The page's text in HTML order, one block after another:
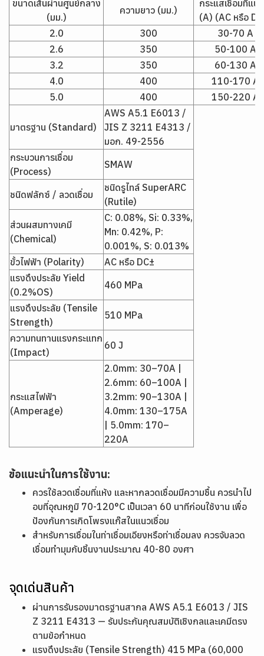
ขนาดเส้นผ่านศูนย์กลาง
(มม.)
ความยาว (มม.)
กระแสเชื่อมที่แน
(A) (AC หรือ
2.0
300
30-70 A
2.6
350
50-100 A
3.2
350
60-130 A
4.0
400
110-170 A
5.0
400 150-220 A
มาตรฐาน (Standard)
AWS A5.1 E6013 /
JIS Z 3211 E4313 /
มอก. 49-2556
กระบวนการเชื่อม
(Process)
SMAW
ชนิดฟลักซ์ / ลวดเชื่อม
ชนิดรูไทล์ SuperARC
(Rutile)
ส่วนผสมทางเคมี
(Chemical)
C: 0.08%, Si: 0.33%,
Mn: 0.42%, P:
0.001%, S: 0.013%
ขั้วไฟฟ้า (Polarity)
AC หรือ DC±
แรงดึงประลัย Yield
(0.2%OS)
460 MPa
แรงดึงประลัย (Tensile
Strength)
510 MPa
ความทนทานแรงกระแทก
(Impact)
60 J
กระแสไฟฟ้า
(Amperage)
2.0mm: 30–70A |
2.6mm: 60–100A |
3.2mm: 90–130A |
4.0mm: 130–175A
| 5.0mm: 170–
220A
ข้อแนะนำในการใช้งาน:
ควรใช้ลวดเชื่อมที่แห้ง และหากลวดเชื่อมมีความชื้น ควรนำไป
อบที่อุณหภูมิ 70-120°C เป็นเวลา 60 นาทีก่อนใช้งาน เพื่อ
ป้องกันการเกิดโพรงแก๊สในแนวเชื่อม
สำหรับการเชื่อมในท่าเชื่อมเอียงหรือท่าเชื่อมลง ควรจับลวด
เชื่อมทำมุมกับชิ้นงานประมาณ 40-80 องศา
จุดเด่นสินค้า
ผ่านการรับรองมาตรฐานสากล AWS A5.1 E6013 / JIS
Z 3211 E4313 — รับประกันคุณสมบัติเชิงกลและเคมีตรง
ตามข้อกำหนด
แรงดึงประลัย (Tensile Strength) 415 MPa (60,000